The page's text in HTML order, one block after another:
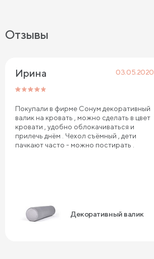
Отзывы
Ирина 03.05.2020
Покупали в фирме Сонум декоративный
валик на кровать , можно сделать в цвет
кровати , удобно облокачиваться и
прилечь днём . Чехол съёмный , дети
пачкают часто - можно постирать .
Декоративный валик